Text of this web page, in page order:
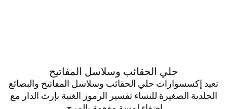
حلي الحقائب وسلاسل المفاتيح
تعيد إكسسوارات حلي الحقائب وسلاسل المفاتيح والبضائع
الجلدية الصغيرة للنساء تفسير الرموز الغنية بإرث الدار مع